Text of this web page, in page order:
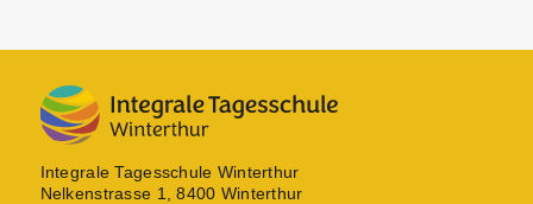
Integrale Tagesschule Winterthur
Nelkenstrasse 1, 8400 Winterthur